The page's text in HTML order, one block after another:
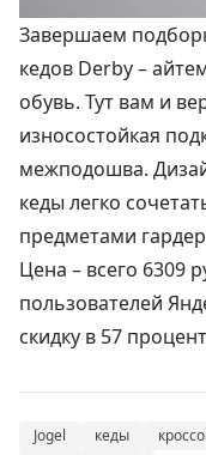
Завершаем
кедов Derby –
обувь. Тут вам и
износостойкая
межподошва.
кеды легко
предметами
Цена – всего 6309
пользователей
скидку в 57
Jogel кеды